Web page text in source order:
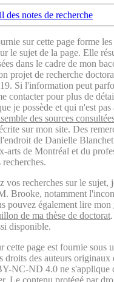
des notes de recherche
sur cette page forme les
le sujet de la page. Elle
dans le cadre de mon
projet de recherche
Si l'information peut
contacter pour plus de
je possède et qui n'est
des sources
sur mon site. Des
de Danielle
arts de Montréal et du
vos recherches sur le sujet,
Brooke, notamment
pouvez également lire mon
de ma thèse de doctorat
disponible.
cette page est fournie sous
droits des auteurs originaux
NC-ND 4.0 ne s'applique